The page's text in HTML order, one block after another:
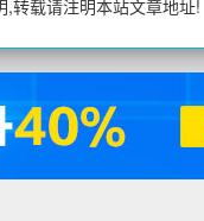
转载请注明本站文章地址!